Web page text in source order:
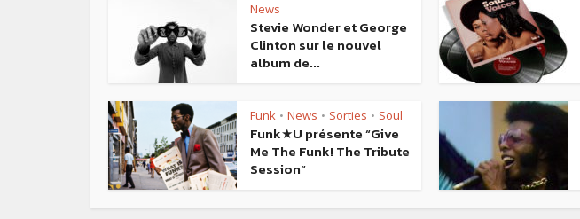
News
Stevie Wonder et George
Clinton sur le nouvel
album de...
Funk • News • Sorties • Soul
Funk★U présente “Give
Me The Funk! The Tribute
Session“